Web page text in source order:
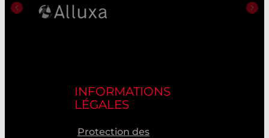
INFORMATIONS
LÉGALES
Protection des